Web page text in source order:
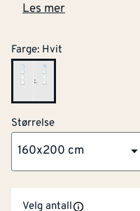
Les mer
Farge: Hvit
Størrelse
160x200 cm
Velg antall
NOBB 51190837